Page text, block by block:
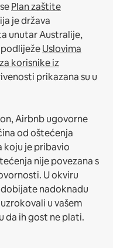
Plan zaštite
je država
unutar Australije,
Uslovima
korisnike iz
prikazana su u
Airbnb ugovorne
od oštećenja
koju je pribavio
nije povezana s
U okviru
nadoknadu
u vašem
da ih gost ne plati.